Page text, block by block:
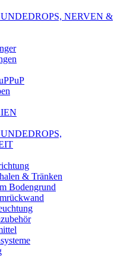
NERVEN &
& Tränken
Bodengrund